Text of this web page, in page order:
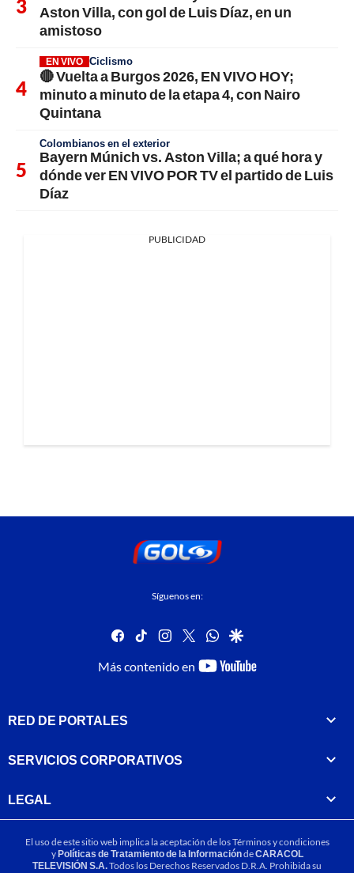
Aston Villa, con gol de Luis Díaz, en un
amistoso
EN VIVO Ciclismo
🔴 Vuelta a Burgos 2026, EN VIVO HOY;
minuto a minuto de la etapa 4, con Nairo
Quintana
Colombianos en el exterior
Bayern Múnich vs. Aston Villa; a qué hora y
dónde ver EN VIVO POR TV el partido de Luis
Díaz
PUBLICIDAD
Síguenos en:
facebook
tiktok instagram
twitterwhatsapp
google
Más contenido en
youtube-
RED DE PORTALES
SERVICIOS CORPORATIVOS
LEGAL
El uso de este sitio web implica la aceptación de losTérminos y condiciones
yPolíticas de Tratamiento de la InformacióndeCARACOL
TELEVISIÓN S.A.Todos los Derechos Reservados D.R.A. Prohibida su